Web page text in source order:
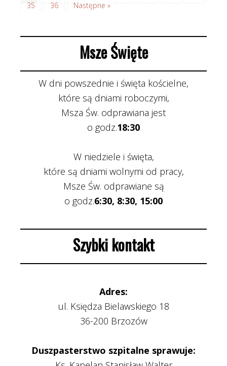
35
36 Następne »
Msze Święte
W dni powszednie i święta kościelne,
które są dniami roboczymi,
Msza Św. odprawiana jest
o godz.18:30
W niedziele i święta,
które są dniami wolnymi od pracy,
Msze Św. odprawiane są
o godz.6:30, 8:30, 15:00
Szybki kontakt
Adres:
ul. Księdza Bielawskiego 18
36-200 Brzozów
Duszpasterstwo szpitalne sprawuje: